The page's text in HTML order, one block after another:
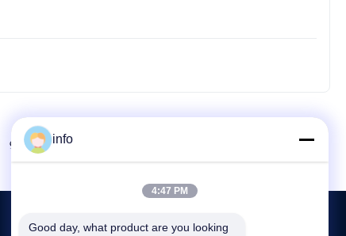
9 10 Next
info
4:47 PM
Good day, what product are you looking